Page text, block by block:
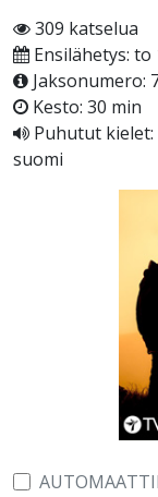
309 katselua
Ensilähetys: to
Jaksonumero:
Kesto: 30 min
Puhutut kielet:
suomi